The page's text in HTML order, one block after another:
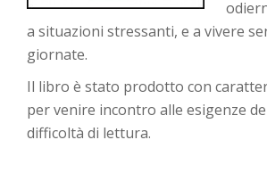
a situazioni stressanti, e a vivere
giornate.
Il libro è stato prodotto con
per venire incontro alle esigenze
difficoltà di lettura.